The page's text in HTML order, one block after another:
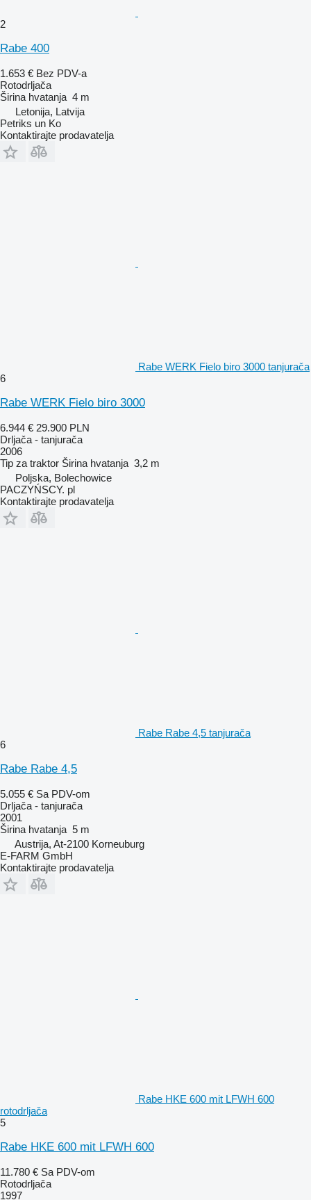
2
Rabe 400
1.653 € Bez PDV-a
Rotodrljača
Širina hvatanja 4 m
Letonija, Latvija
Petriks un Ko
Kontaktirajte prodavatelja
Rabe WERK Fielo biro 3000 tanjurača
6
Rabe WERK Fielo biro 3000
6.944 € 29.900 PLN
Drljača - tanjurača
2006
Tip za traktor Širina hvatanja 3,2 m
Poljska, Bolechowice
PACZYŃSCY. pl
Kontaktirajte prodavatelja
Rabe Rabe 4,5 tanjurača
6
Rabe Rabe 4,5
5.055 € Sa PDV-om
Drljača - tanjurača
2001
Širina hvatanja 5 m
Austrija, At-2100 Korneuburg
E-FARM GmbH
Kontaktirajte prodavatelja
Rabe HKE 600 mit LFWH 600
rotodrljača
5
Rabe HKE 600 mit LFWH 600
11.780 € Sa PDV-om
Rotodrljača
1997